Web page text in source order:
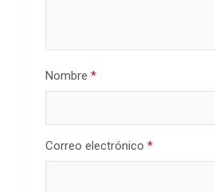
Nombre *
Correo electrónico *